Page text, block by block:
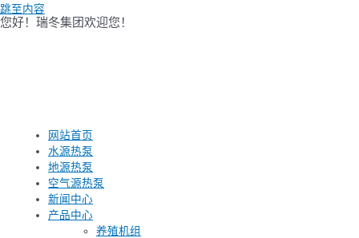
跳至内容
您好！瑞冬集团欢迎您！
网站首页
水源热泵
地源热泵
空气源热泵
新闻中心
产品中心
养殖机组